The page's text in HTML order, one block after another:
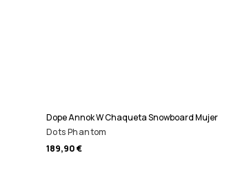
Dope Annok W Chaqueta Snowboard Mujer
Dots Phantom
189,90 €